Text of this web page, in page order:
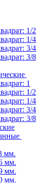
1/2
1/4
3/4
3/8
1
1/2
1/4
3/4
3/8
мм.
мм.
мм.
мм.